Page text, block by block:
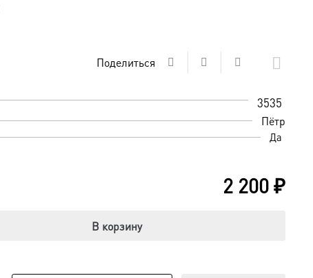
Поделиться
3535
Пётр
Да
2 200₽
В корзину